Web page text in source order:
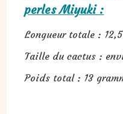
perles Miyuki :
Longueur totale :
Taille du cactus :
Poids total : 13